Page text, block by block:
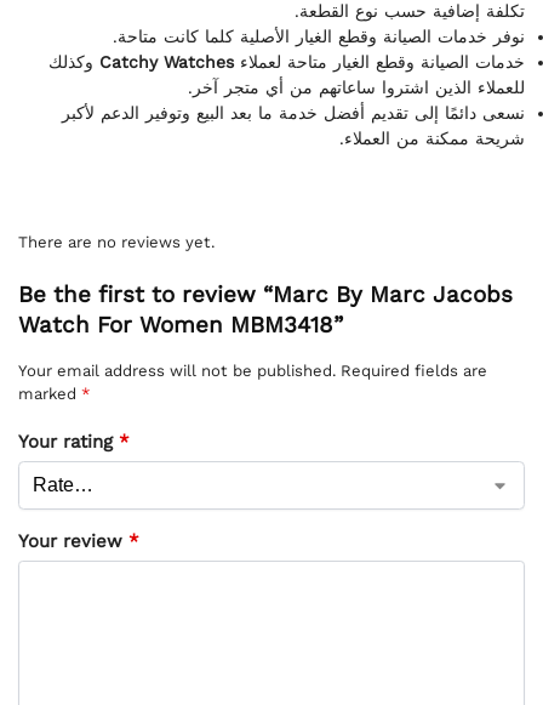
تكلفة إضافية حسب نوع القطعة.
نوفر خدمات الصيانة وقطع الغيار الأصلية كلما كانت متاحة.
خدمات الصيانة وقطع الغيار متاحة لعملاءCatchy Watches وكذلك
للعملاء الذين اشتروا ساعاتهم من أي متجر آخر.
نسعى دائمًا إلى تقديم أفضل خدمة ما بعد البيع وتوفير الدعم لأكبر
شريحة ممكنة من العملاء.
There are no reviews yet.
Be the first to review “Marc By Marc Jacobs
Watch For Women MBM3418”
Your email address will not be published. Required fields are
marked *
Your rating *
Your review *